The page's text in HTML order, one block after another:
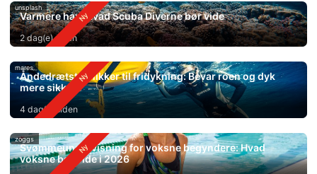
unsplash
Varmere hav: Hvad Scuba Diverne bør vide
2 dag(e) siden
mares
Åndedrætsteknikker til fridykning: Bevar roen og dyk
mere sikkert
4 dag(e) siden
zoggs
Svømmeundervisning for voksne begyndere: Hvad
voksne bør vide i 2026